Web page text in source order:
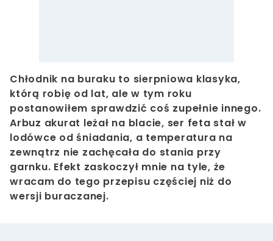
Chłodnik na buraku to sierpniowa klasyka,
którą robię od lat, ale w tym roku
postanowiłem sprawdzić coś zupełnie innego.
Arbuz akurat leżał na blacie, ser feta stał w
lodówce od śniadania, a temperatura na
zewnątrz nie zachęcała do stania przy
garnku. Efekt zaskoczył mnie na tyle, że
wracam do tego przepisu częściej niż do
wersji buraczanej.